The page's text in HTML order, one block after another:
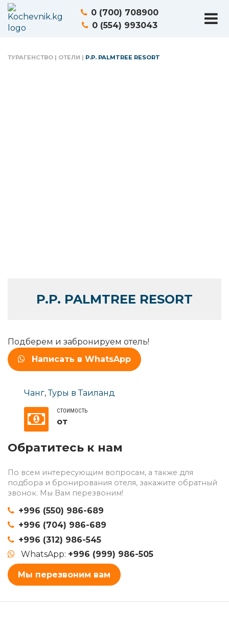
0 (700) 708900
0 (554) 993043
ТУРАГЕНСТВО | ОТЕЛИ | P.P. PALMTREE RESORT
P.P. PALMTREE RESORT
Подберем и забронируем отель!
Написать в WhatsApp
Чанг,Туры в Таиланд
СТОИМОСТЬ
от
Обратитесь к нам
По всем интересующим вопросам, а также для
подбора и бронирования отеля, закажите обратный
звонок. Мы Вам перезвоним!
+996 (550) 986-689
+996 (704) 986-689
+996 (312) 986-545
WhatsApp: +996 (999) 986-505
Мы перезвоним вам